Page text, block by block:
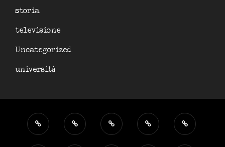
storia
televisione
Uncategorized
università